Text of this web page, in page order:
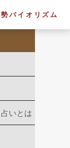
バイオリズム
いとは